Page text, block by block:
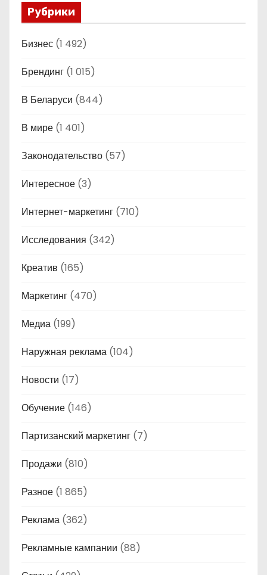
Рубрики
Бизнес (1 492)
Брендинг (1 015)
В Беларуси (844)
В мире (1 401)
Законодательство (57)
Интересное (3)
Интернет-маркетинг (710)
Исследования (342)
Креатив (165)
Маркетинг (470)
Медиа (199)
Наружная реклама (104)
Новости (17)
Обучение (146)
Партизанский маркетинг (7)
Продажи (810)
Разное (1 865)
Реклама (362)
Рекламные кампании (88)